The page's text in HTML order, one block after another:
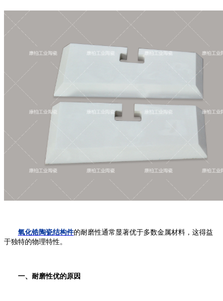
氧化锆陶瓷结构件的耐磨性通常显著优于多数金属材料，这得益
于独特的物理特性。
一、耐磨性优的原因